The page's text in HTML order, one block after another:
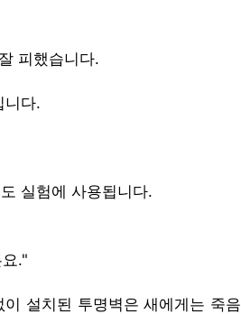
피했습니다.
니다.
실험에 사용됩니다.
."
설치된 투명벽은 새에게는 죽음